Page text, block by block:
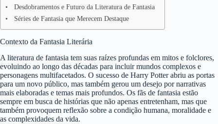
Desdobramentos e Futuro da Literatura de Fantasia
Séries de Fantasia que Merecem Destaque
Contexto da Fantasia Literária
A literatura de fantasia tem suas raízes profundas em mitos e folclores,
evoluindo ao longo das décadas para incluir mundos complexos e
personagens multifacetados. O sucesso de Harry Potter abriu as portas
para um novo público, mas também gerou um desejo por narrativas
mais elaboradas e temas mais profundos. Os fãs de fantasia estão
sempre em busca de histórias que não apenas entretenham, mas que
também provoquem reflexão sobre a condição humana, moralidade e
as complexidades da vida.